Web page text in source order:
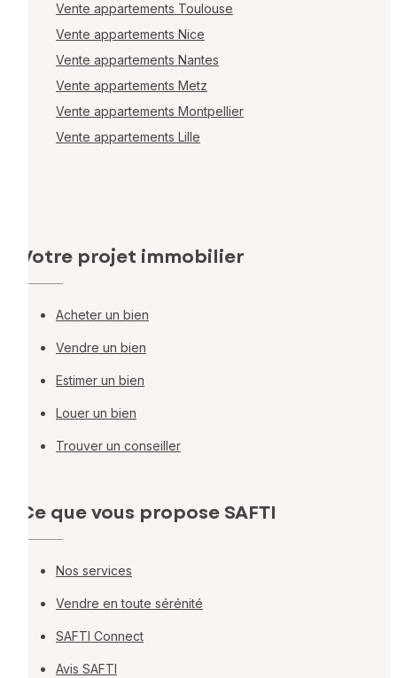
Vente appartements Toulouse
Vente appartements Nice
Vente appartements Nantes
Vente appartements Metz
Vente appartements Montpellier
Vente appartements Lille
Votre projet immobilier
Acheter un bien
Vendre un bien
Estimer un bien
Louer un bien
Trouver un conseiller
Ce que vous propose SAFTI
Nos services
Vendre en toute sérénité
SAFTI Connect
Avis SAFTI